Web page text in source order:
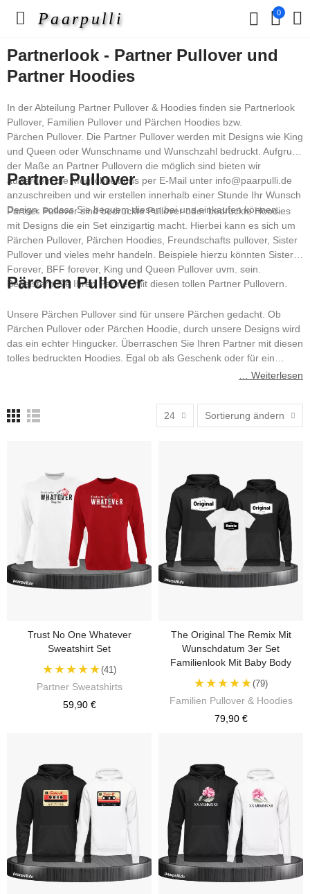
Paarpulli 0
Partnerlook - Partner Pullover und
Partner Hoodies
In der Abteilung Partner Pullover & Hoodies finden sie Partnerlook
Pullover, Familien Pullover und Pärchen Hoodies bzw.
Pärchen Pullover. Die Partner Pullover werden mit Designs wie King
und Queen oder Wunschname und Wunschzahl bedruckt. Aufgrund
der Maße an Partner Pullovern die möglich sind bieten wir
außerdem die Möglichkeit uns per E-Mail unter info@paarpulli.de
anzuschreiben und wir erstellen innerhalb einer Stunde Ihr Wunsch
Design, sodass Sie bequem diesen bei uns einkaufen können.
Partner Pullover
Partner Pullover sind bedruckte Pullover oder bedruckte Hoodies
mit Designs die ein Set einzigartig macht. Hierbei kann es sich um
Pärchen Pullover, Pärchen Hoodies, Freundschafts pullover, Sister
Pullover und vieles mehr handeln. Beispiele hierzu könnten Sister
Forever, BFF forever, King und Queen Pullover uvm. sein.
Begeistern Sie Ihren Partner mit diesen tollen Partner Pullovern.
Pärchen Pullover
Unsere Pärchen Pullover sind für unsere Pärchen gedacht. Ob
Pärchen Pullover oder Pärchen Hoodie, durch unsere Designs wird
das ein echter Hingucker. Überraschen Sie Ihren Partner mit diesen
tolles bedruckten Hoodies. Egal ob als Geschenk oder für ein
… Weiterlesen
24 Sortierung ändern
Trust No One Whatever
Sweatshirt Set
★★★★★(41)
Partner Sweatshirts
59,90 €
The Original The Remix Mit
Wunschdatum 3er Set
Familienlook Mit Baby Body
★★★★★(79)
Familien Pullover & Hoodies
79,90 €